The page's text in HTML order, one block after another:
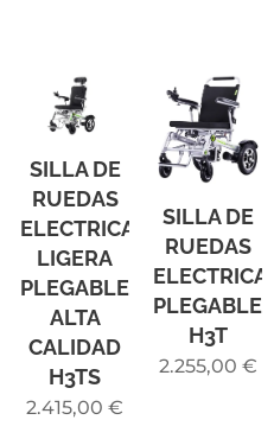
SILLA DE
RUEDAS
ELECTRICA
LIGERA
PLEGABLE
ALTA
CALIDAD
H3TS
2.415,00 €
SILLA DE
RUEDAS
ELECTRICA
PLEGABLE
H3T
2.255,00 €